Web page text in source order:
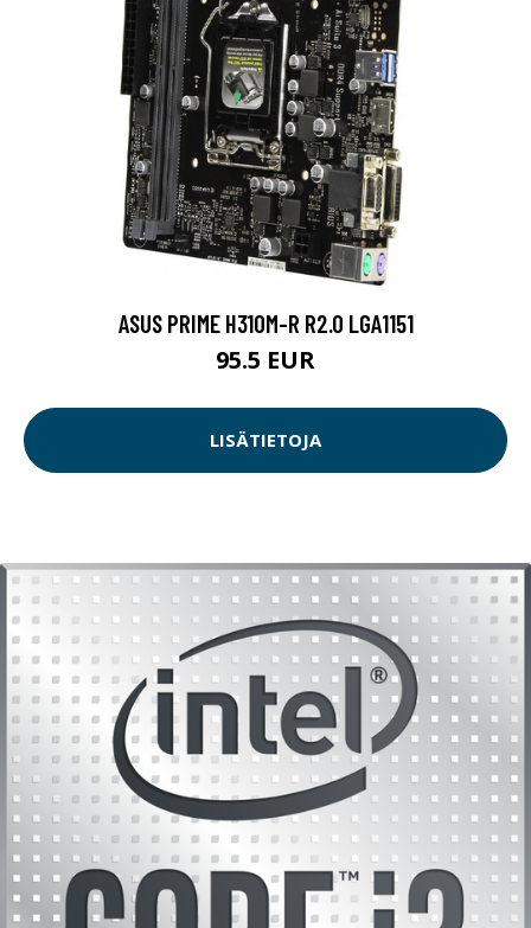
ASUS PRIME H310M-R R2.0 LGA1151
95.5 EUR
LISÄTIETOJA